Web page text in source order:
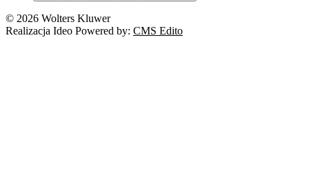
© 2026 Wolters Kluwer
Realizacja Ideo Powered by: CMS Edito